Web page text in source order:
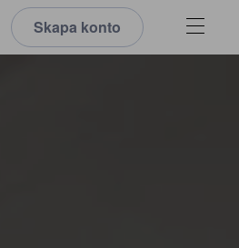
Skapa konto